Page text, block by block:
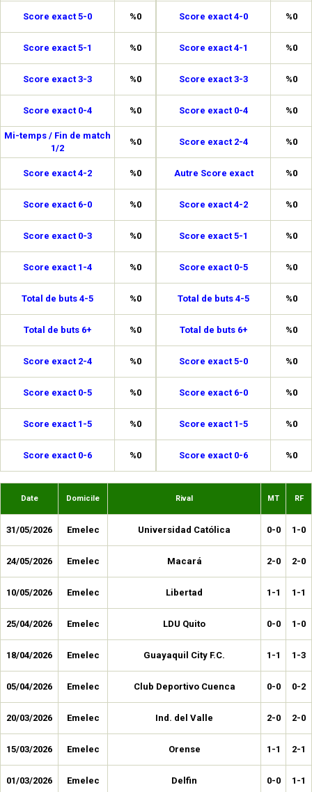
Score exact 5-0 %0
Score exact 5-1 %0
Score exact 3-3 %0
Score exact 0-4 %0
Mi-temps / Fin de match
1/2
%0
Score exact 4-2 %0
Score exact 6-0 %0
Score exact 0-3 %0
Score exact 1-4 %0
Total de buts 4-5 %0
Total de buts 6+ %0
Score exact 2-4 %0
Score exact 0-5 %0
Score exact 1-5 %0
Score exact 0-6 %0
Score exact 4-0 %0
Score exact 4-1 %0
Score exact 3-3 %0
Score exact 0-4 %0
Score exact 2-4 %0
Autre Score exact %0
Score exact 4-2 %0
Score exact 5-1 %0
Score exact 0-5 %0
Total de buts 4-5 %0
Total de buts 6+ %0
Score exact 5-0 %0
Score exact 6-0 %0
Score exact 1-5 %0
Score exact 0-6 %0
Date Domicile Rival MT RF
31/05/2026 Emelec Universidad Católica 0-0 1-0
24/05/2026 Emelec Macará 2-0 2-0
10/05/2026 Emelec Libertad 1-1 1-1
25/04/2026 Emelec LDU Quito 0-0 1-0
18/04/2026 Emelec Guayaquil City F.C. 1-1 1-3
05/04/2026 Emelec Club Deportivo Cuenca 0-0 0-2
20/03/2026 Emelec Ind. del Valle 2-0 2-0
15/03/2026 Emelec Orense 1-1 2-1
01/03/2026 Emelec Delfin 0-0 1-1